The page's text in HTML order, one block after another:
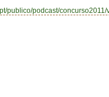
publico/podcast/